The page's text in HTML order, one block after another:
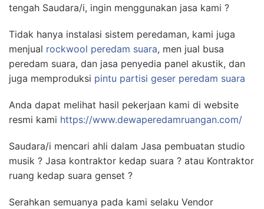
tengah Saudara/i, ingin menggunakan jasa kami ?
Tidak hanya instalasi sistem peredaman, kami juga
menjual rockwool peredam suara, men jual busa
peredam suara, dan jasa penyedia panel akustik, dan
juga memproduksi pintu partisi geser peredam suara
Anda dapat melihat hasil pekerjaan kami di website
resmi kami https://www.dewaperedamruangan.com/
Saudara/i mencari ahli dalam Jasa pembuatan studio
musik ? Jasa kontraktor kedap suara ? atau Kontraktor
ruang kedap suara genset ?
Serahkan semuanya pada kami selaku Vendor